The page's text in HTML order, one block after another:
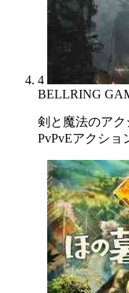
4
BELLRING
剣と魔法のア
PvPvEアクショ